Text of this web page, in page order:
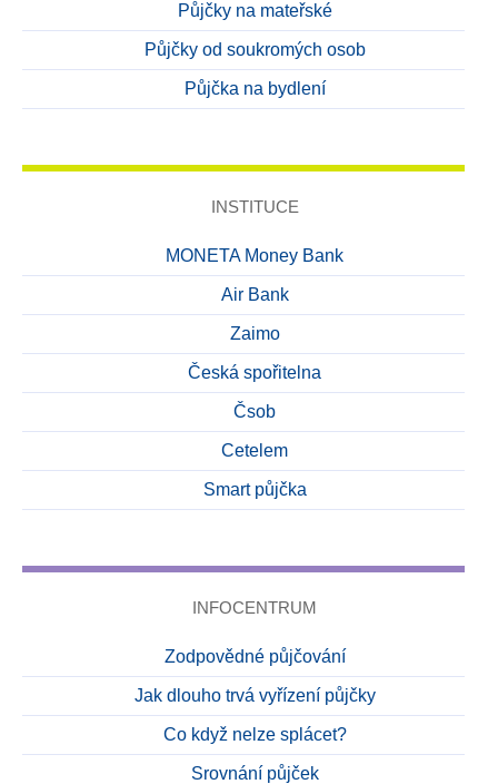
Půjčky na mateřské
Půjčky od soukromých osob
Půjčka na bydlení
INSTITUCE
MONETA Money Bank
Air Bank
Zaimo
Česká spořitelna
Čsob
Cetelem
Smart půjčka
INFOCENTRUM
Zodpovědné půjčování
Jak dlouho trvá vyřízení půjčky
Co když nelze splácet?
Srovnání půjček